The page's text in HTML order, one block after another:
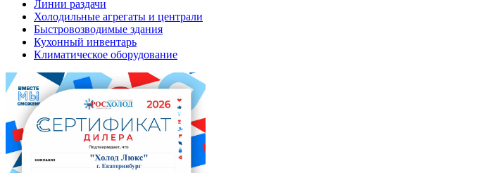
Линии раздачи
Холодильные агрегаты и централи
Быстровозводимые здания
Кухонный инвентарь
Климатическое оборудование